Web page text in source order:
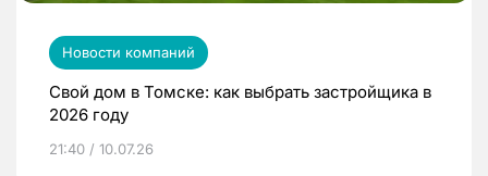
Новости компаний
Свой дом в Томске: как выбрать застройщика в
2026 году
21:40 / 10.07.26